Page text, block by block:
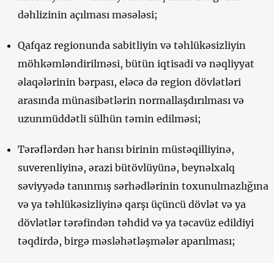
dəhlizinin açılması məsələsi;
Qafqaz regionunda sabitliyin və təhlükəsizliyin
möhkəmləndirilməsi, bütün iqtisadi və nəqliyyat
əlaqələrinin bərpası, eləcə də region dövlətləri
arasında münasibətlərin normallaşdırılması və
uzunmüddətli sülhün təmin edilməsi;
Tərəflərdən hər hansı birinin müstəqilliyinə,
suverenliyinə, ərazi bütövlüyünə, beynəlxalq
səviyyədə tanınmış sərhədlərinin toxunulmazlığına
və ya təhlükəsizliyinə qarşı üçüncü dövlət və ya
dövlətlər tərəfindən təhdid və ya təcavüz edildiyi
təqdirdə, birgə məsləhətləşmələr aparılması;